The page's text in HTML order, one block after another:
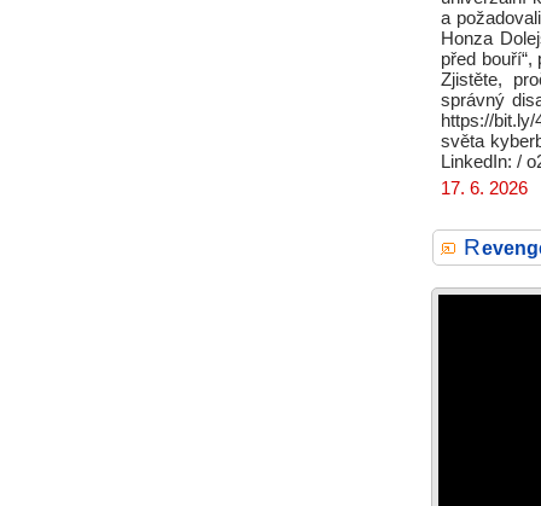
a
Honza
před
Zjistěte,
správný
https://
světa
LinkedIn: /
17. 6. 2026
R